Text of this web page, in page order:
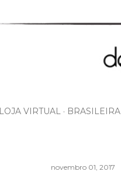
LOJA VIRTUAL BRASILEIRA
novembro 01, 2017